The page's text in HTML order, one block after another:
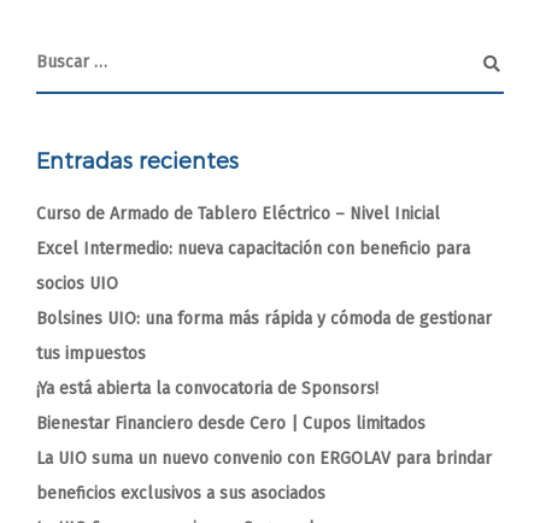
Entradas recientes
Curso de Armado de Tablero Eléctrico – Nivel Inicial
Excel Intermedio: nueva capacitación con beneficio para
socios UIO
Bolsines UIO: una forma más rápida y cómoda de gestionar
tus impuestos
¡Ya está abierta la convocatoria de Sponsors!
Bienestar Financiero desde Cero | Cupos limitados
La UIO suma un nuevo convenio con ERGOLAV para brindar
beneficios exclusivos a sus asociados